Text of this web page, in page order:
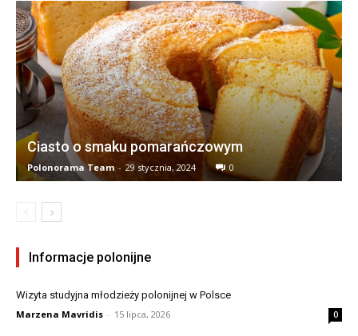
Ciasto o smaku pomarańczowym
Polonorama Team - 29 stycznia, 2024 0
Informacje polonijne
Wizyta studyjna młodzieży polonijnej w Polsce
Marzena Mavridis - 15 lipca, 2026 0